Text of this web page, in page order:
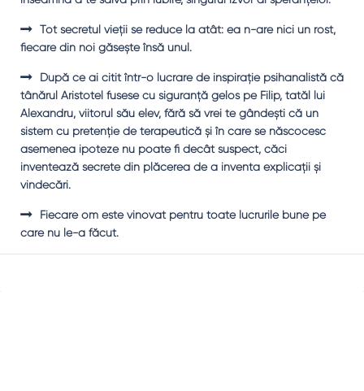
Tot secretul vieţii se reduce la atât: ea n-are nici un rost,
fiecare din noi găseşte însă unul.
După ce ai citit într-o lucrare de inspiraţie psihanalistă că
tânărul Aristotel fusese cu siguranţă gelos pe Filip, tatăl lui
Alexandru, viitorul său elev, fără să vrei te gândeşti că un
sistem cu pretenţie de terapeutică şi în care se născocesc
asemenea ipoteze nu poate fi decât suspect, căci
inventează secrete din plăcerea de a inventa explicaţii şi
vindecări.
Fiecare om este vinovat pentru toate lucrurile bune pe
care nu le-a făcut.